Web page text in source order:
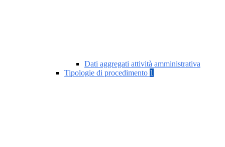
Dati aggregati attività amministrativa
Tipologie di procedimento 1